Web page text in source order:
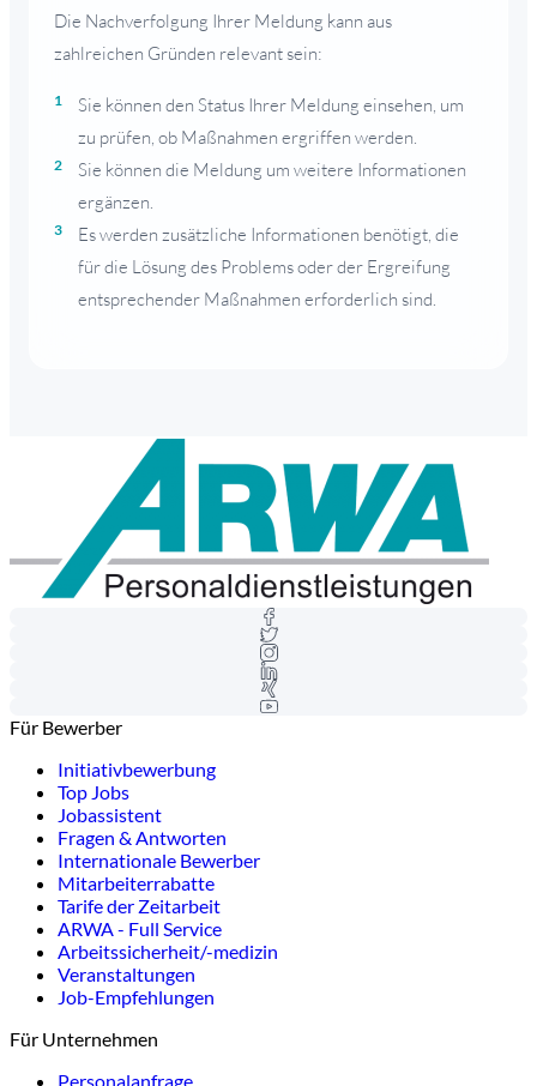
Die Nachverfolgung Ihrer Meldung kann aus
zahlreichen Gründen relevant sein:
Sie können den Status Ihrer Meldung einsehen, um
zu prüfen, ob Maßnahmen ergriffen werden.
Sie können die Meldung um weitere Informationen
ergänzen.
Es werden zusätzliche Informationen benötigt, die
für die Lösung des Problems oder der Ergreifung
entsprechender Maßnahmen erforderlich sind.
Für Bewerber
Initiativbewerbung
Top Jobs
Jobassistent
Fragen & Antworten
Internationale Bewerber
Mitarbeiterrabatte
Tarife der Zeitarbeit
ARWA - Full Service
Arbeitssicherheit/-medizin
Veranstaltungen
Job-Empfehlungen
Für Unternehmen
Personalanfrage